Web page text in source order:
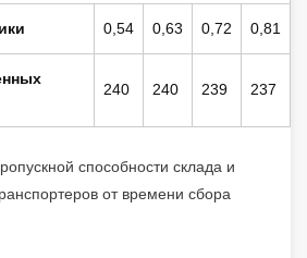
0,54 0,63 0,72 0,81
240 240 239 237
способности склада и
от времени сбора